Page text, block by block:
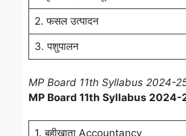
2. फसल उत्पादन
3. पशुपालन
MP Board 11th Syllabus 2024-
MP Board 11th Syllabus
1. बहीखाता Accountancy